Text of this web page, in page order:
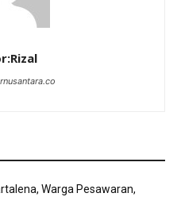
Warga Pesawaran,